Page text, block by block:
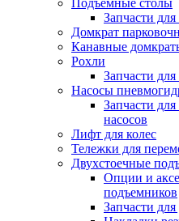
Подъемные столы
Запчасти
Домкрат
Канавные
Рохли
Запчасти
Насосы
Запчасти
насосов
Лифт для колес
Тележки для
Двухстоечные
Опции и
подъемников
Запчасти